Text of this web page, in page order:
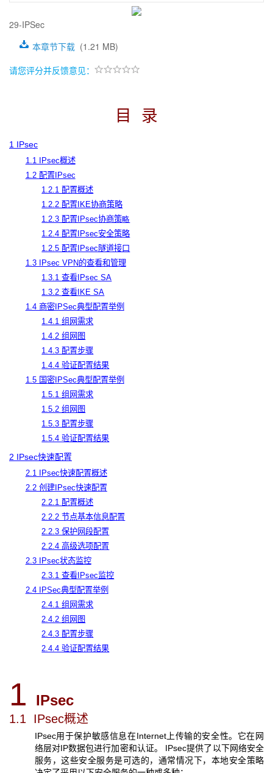
29-IPSec
本章节下载 (1.21 MB)
请您评分并反馈意见：
目 录
1 IPsec
1.1 IPsec概述
1.2 配置IPsec
1.2.1 配置概述
1.2.2 配置IKE协商策略
1.2.3 配置IPsec协商策略
1.2.4 配置IPsec安全策略
1.2.5 配置IPsec隧道接口
1.3 IPsec VPN的查看和管理
1.3.1 查看IPsec SA
1.3.2 查看IKE SA
1.4 商密IPSec典型配置举例
1.4.1 组网需求
1.4.2 组网图
1.4.3 配置步骤
1.4.4 验证配置结果
1.5 国密IPSec典型配置举例
1.5.1 组网需求
1.5.2 组网图
1.5.3 配置步骤
1.5.4 验证配置结果
2 IPsec快速配置
2.1 IPsec快速配置概述
2.2 创建IPsec快速配置
2.2.1 配置概述
2.2.2 节点基本信息配置
2.2.3 保护网段配置
2.2.4 高级选项配置
2.3 IPsec状态监控
2.3.1 查看IPsec监控
2.4 IPSec典型配置举例
2.4.1 组网需求
2.4.2 组网图
2.4.3 配置步骤
2.4.4 验证配置结果
1 IPsec
1.1 IPsec概述
IPsec用于保护敏感信息在Internet上传输的安全性。它在网
络层对IP数据包进行加密和认证。 IPsec提供了以下网络安全
服务，这些安全服务是可选的，通常情况下，本地安全策略